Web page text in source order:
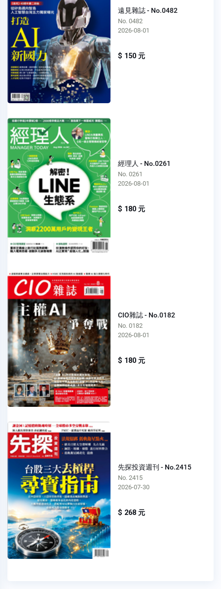
遠見雜誌 - No.0482
No. 0482
2026-08-01
$ 150 元
經理人 - No.0261
No. 0261
2026-08-01
$ 180 元
CIO雜誌 - No.0182
No. 0182
2026-08-01
$ 180 元
先探投資週刊 - No.2415
No. 2415
2026-07-30
$ 268 元